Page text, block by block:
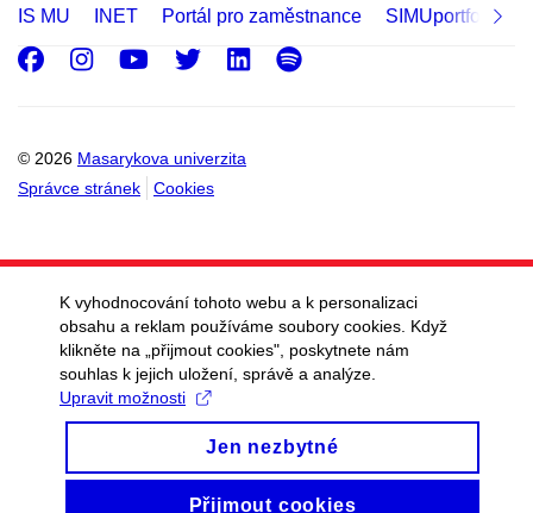
IS MU INET Portál pro zaměstnance SIMUportfolio
© 2026 Masarykova univerzita
Správce stránek
Cookies
Facebook
Instagram
Youtube
Twitter
LinkedIn
Spotify
K vyhodnocování tohoto webu a k personalizaci
obsahu a reklam používáme soubory cookies. Když
klikněte na „přijmout cookies", poskytnete nám
souhlas k jejich uložení, správě a analýze.
Upravit možnosti
Jen nezbytné
Přijmout cookies